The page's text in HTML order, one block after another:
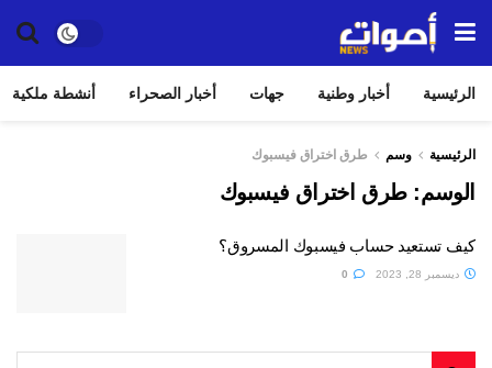
الرئيسية أخبار وطنية جهات أخبار الصحراء أنشطة ملكية
الرئيسية وسم طرق اختراق فيسبوك
الوسم:طرق اختراق فيسبوك
كيف تستعيد حساب فيسبوك المسروق؟
ديسمبر 28, 2023